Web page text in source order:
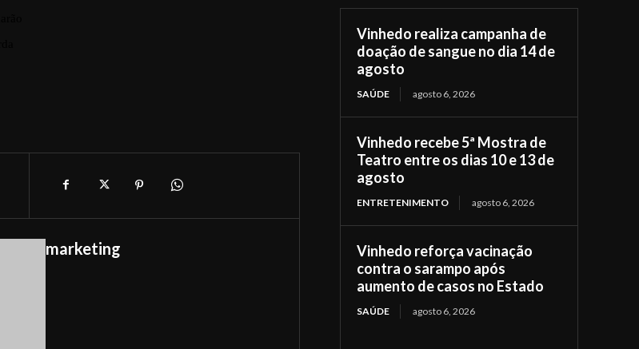
marketing
Vinhedo realiza campanha de
doação de sangue no dia 14 de
agosto
SAÚDE agosto 6, 2026
Vinhedo recebe 5ª Mostra de
Teatro entre os dias 10 e 13 de
agosto
ENTRETENIMENTO agosto 6, 2026
Vinhedo reforça vacinação
contra o sarampo após
aumento de casos no Estado
SAÚDE agosto 6, 2026